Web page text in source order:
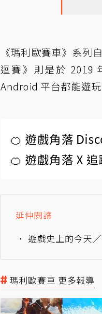
《瑪利歐賽車》系列
迴賽》則是於 2019
Android 平台都能遊
🍊 遊戲角落
🍊 遊戲角落 X
延伸閱讀
遊戲史上的今天
瑪利歐賽車 更多報導